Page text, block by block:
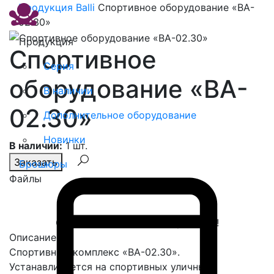
Продукция
Серия
В наличии
Дополнительное оборудование
Новинки
Брошюры
Продукция Balli Спортивное оборудование «BA-
02.30»
Спортивное
оборудование «BA-
02.30»
В наличии: 1 шт.
Заказать
Файлы
Спасибо, сообщение отправлено!
Описание
Спортивный комплекс «BA-02.30».
Устанавливается на спортивных уличных